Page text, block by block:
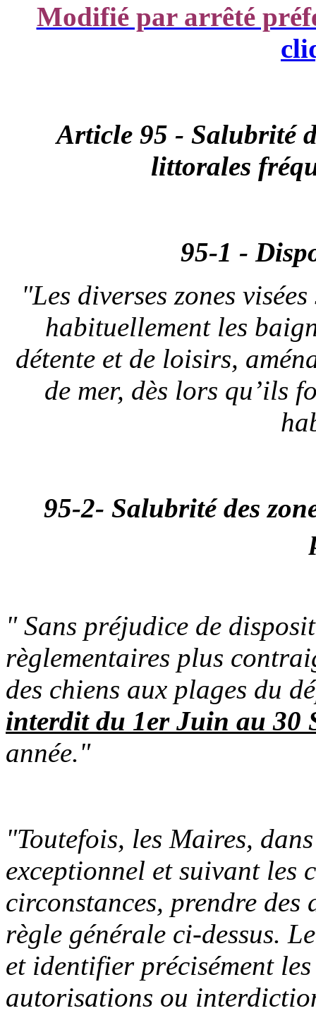
Modifié par arrêté
Article 95 - Salubrité
littorales
95-1 -
"Les diverses zones
habituellement les
détente et de loisirs,
de mer, dès lors qu’ils
95-2- Salubrité des
" Sans préjudice de
règlementaires plus
des chiens aux plages du
interdit du 1er Juin au 30
année."
"Toutefois, les Maires,
exceptionnel et suivant les
circonstances, prendre
règle générale ci-dessus.
et identifier précisément
autorisations ou